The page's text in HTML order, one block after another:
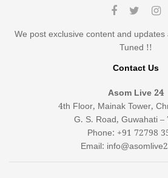
We post exclusive content and
Tuned !!
Contact Us
Asom Live 24
4th Floor, Mainak Tower,
G. S. Road, Guwahati –
Phone: +91 72798
Email: